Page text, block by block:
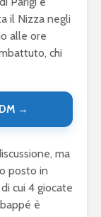
il Nizza negli
alle ore
chi
→
ma
posto in
cui 4 giocate
è